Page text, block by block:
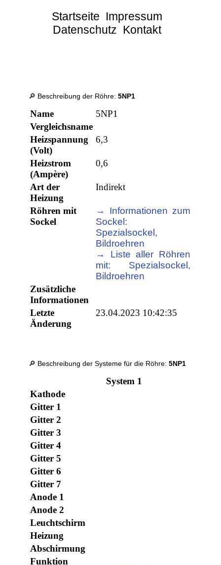
Startseite Impressum
Datenschutz Kontakt
🔎 Beschreibung der Röhre:5NP1
Name
5NP1
Vergleichsname
Heizspannung
(Volt)
6,3
Heizstrom
(Ampère)
0,6
Art der
Heizung
Indirekt
Röhren mit
Sockel
→ Informationen zum
Sockel:
Spezialsockel,
Bildroehren
→ Liste aller Röhren
mit: Spezialsockel,
Bildroehren
Zusätzliche
Informationen
Letzte
Änderung
23.04.2023 10:42:35
🔎 Beschreibung der Systeme für die Röhre:5NP1
System 1
Kathode
Gitter 1
Gitter 2
Gitter 3
Gitter 4
Gitter 5
Gitter 6
Gitter 7
Anode 1
Anode 2
Leuchtschirm
Heizung
Abschirmung
Funktion